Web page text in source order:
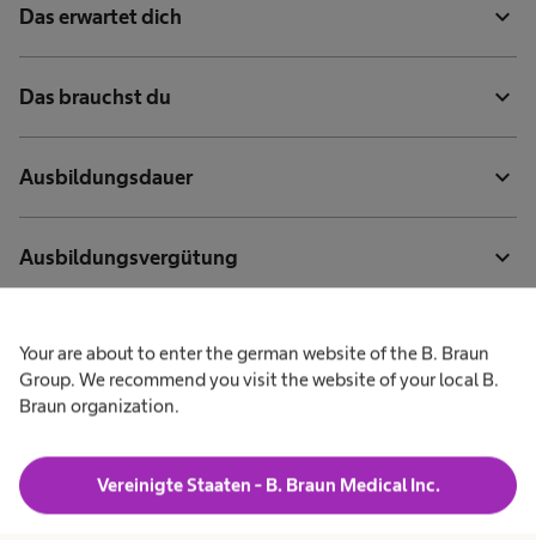
Your are about to enter the german website of the B. Braun
Group. We recommend you visit the website of your local B.
Braun organization.
Vereinigte Staaten - B. Braun Medical Inc.
Das erwartet dich expand_more
Das brauchst du expand_more
Ausbildungsdauer expand_more
Ausbildungsvergütung expand_more
Ausbildungsablauf
Ausbildungsordnung expand_more